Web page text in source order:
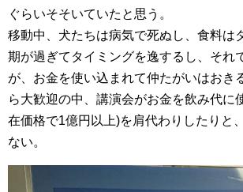
ぐらいそそいていたと思う。
移動中、犬たちは病気で死ぬし、食料は
期が過ぎてタイミングを逸するし、それ
が、お金を使い込まれて仲たがいはおき
ら大歓迎の中、講演会がお金を飲み代に
在価格で1億円以上)を肩代わりしたりと
ない。